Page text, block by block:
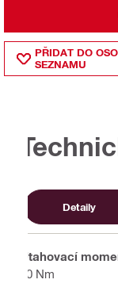
PŘIDAT DO
SEZNAMU
Detaily
Utahovací
40 Nm